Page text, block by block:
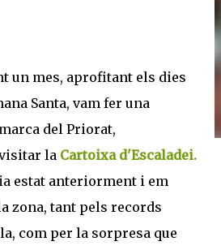
un mes, aprofitant els dies
Santa, vam fer una
del Priorat,
la Cartoixa d'Escaladei.
estat anteriorment i em
zona, tant pels records
com per la sorpresa que